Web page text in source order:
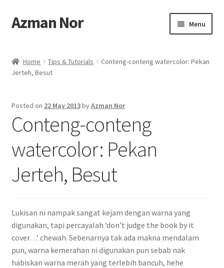
Skip
to
Skip
to
Azman Nor Menu
About
Art Commission
Artworks
Blog
Cart
Contact
FAQ
Home Tips & Tutorials
Conteng-conteng watercolor: Pekan
Jerteh, Besut
Posted on 22 May 2013byAzman Nor
Conteng-conteng
watercolor: Pekan
Jerteh, Besut
Lukisan ni nampak sangat kejam dengan warna yang
digunakan, tapi percayalah ‘don’t judge the book by it
cover…’ chewah. Sebenarnya tak ada makna mendalam
pun, warna kemerahan ni digunakan pun sebab nak
habiskan warna merah yang terlebih bancuh, hehe